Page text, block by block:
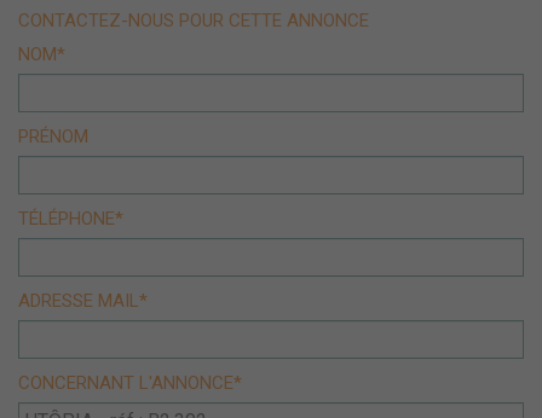
CONTACTEZ-NOUS POUR CETTE ANNONCE
NOM*
PRÉNOM
TÉLÉPHONE*
ADRESSE MAIL*
CONCERNANT L'ANNONCE*